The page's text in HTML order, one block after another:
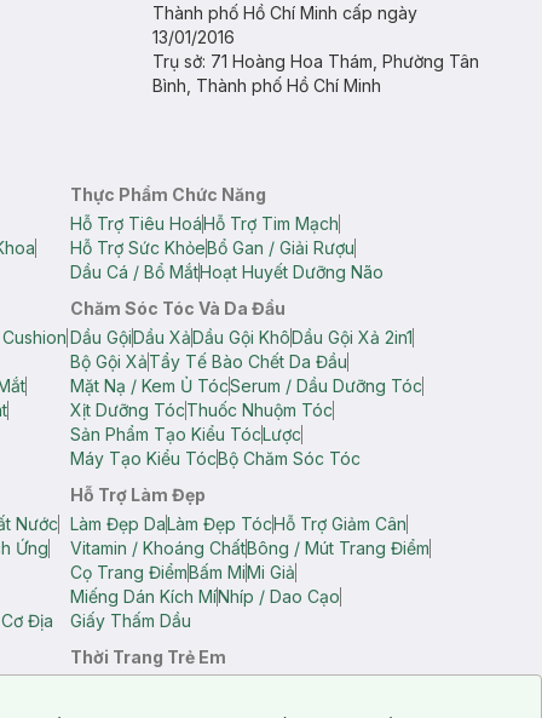
Thành phố Hồ Chí Minh cấp ngày
13/01/2016
Trụ sở: 71 Hoàng Hoa Thám, Phường Tân
Bình, Thành phố Hồ Chí Minh
Thực Phẩm Chức Năng
Hỗ Trợ Tiêu HoáHỗ Trợ Tim Mạch
Hỗ Trợ Sức KhỏeBổ Gan / Giải Rượu
Dầu Cá / Bổ MắtHoạt Huyết Dưỡng Não
Chăm Sóc Tóc Và Da Đầu
Dầu GộiDầu XảDầu Gội KhôDầu Gội Xả 2in1
Bộ Gội XảTẩy Tế Bào Chết Da Đầu
Mặt Nạ / Kem Ủ TócSerum / Dầu Dưỡng Tóc
Xịt Dưỡng TócThuốc Nhuộm Tóc
Sản Phẩm Tạo Kiểu TócLược
Máy Tạo Kiểu TócBộ Chăm Sóc Tóc
Nước
Ứng
Địa
Hỗ Trợ Làm Đẹp
Làm Đẹp DaLàm Đẹp TócHỗ Trợ Giảm Cân
Vitamin / Khoáng ChấtBông / Mút Trang Điểm
Cọ Trang ĐiểmBấm MiMi Giả
Miếng Dán Kích MíNhíp / Dao Cạo
Giấy Thấm Dầu
Thời Trang Trẻ Em